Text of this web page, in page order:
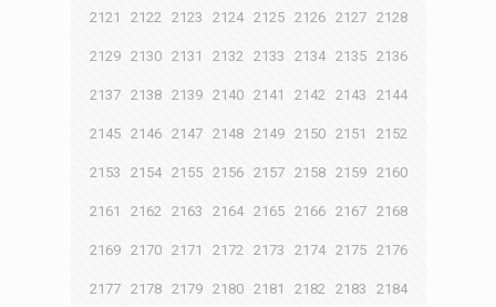
2121 2122 2123 2124 2125 2126 2127 2128
2129 2130 2131 2132 2133 2134 2135 2136
2137 2138 2139 2140 2141 2142 2143 2144
2145 2146 2147 2148 2149 2150 2151 2152
2153 2154 2155 2156 2157 2158 2159 2160
2161 2162 2163 2164 2165 2166 2167 2168
2169 2170 2171 2172 2173 2174 2175 2176
2177 2178 2179 2180 2181 2182 2183 2184